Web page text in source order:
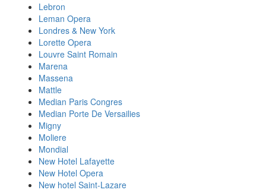
Lebron
Leman Opera
Londres & New York
Lorette Opera
Louvre Saint Romain
Marena
Massena
Mattle
Median Paris Congres
Median Porte De Versailies
Migny
Moliere
Mondial
New Hotel Lafayette
New Hotel Opera
New hotel Saint-Lazare